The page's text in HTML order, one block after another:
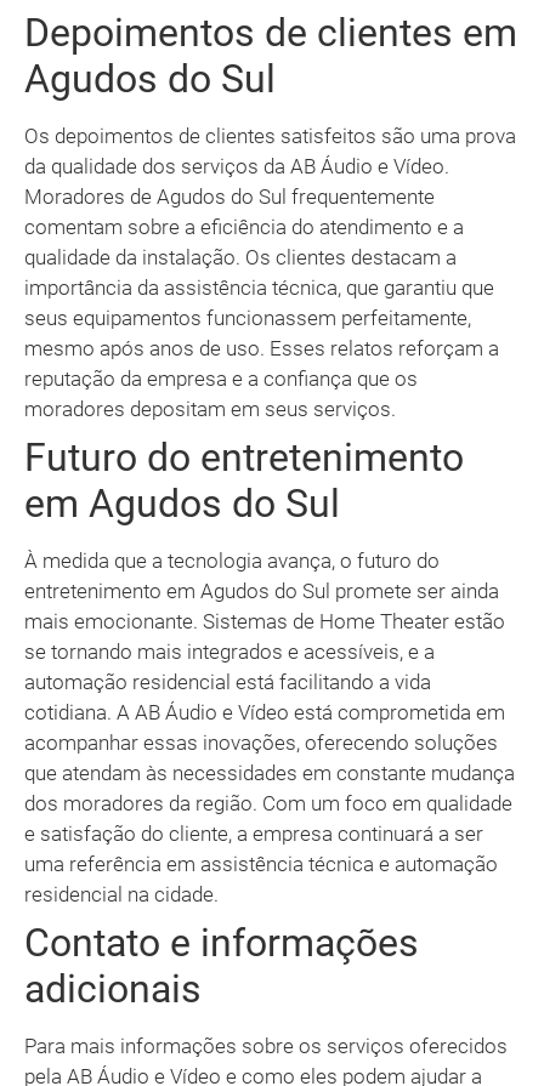
Depoimentos de clientes em
Agudos do Sul
Os depoimentos de clientes satisfeitos são uma prova
da qualidade dos serviços da AB Áudio e Vídeo.
Moradores de Agudos do Sul frequentemente
comentam sobre a eficiência do atendimento e a
qualidade da instalação. Os clientes destacam a
importância da assistência técnica, que garantiu que
seus equipamentos funcionassem perfeitamente,
mesmo após anos de uso. Esses relatos reforçam a
reputação da empresa e a confiança que os
moradores depositam em seus serviços.
Futuro do entretenimento
em Agudos do Sul
À medida que a tecnologia avança, o futuro do
entretenimento em Agudos do Sul promete ser ainda
mais emocionante. Sistemas de Home Theater estão
se tornando mais integrados e acessíveis, e a
automação residencial está facilitando a vida
cotidiana. A AB Áudio e Vídeo está comprometida em
acompanhar essas inovações, oferecendo soluções
que atendam às necessidades em constante mudança
dos moradores da região. Com um foco em qualidade
e satisfação do cliente, a empresa continuará a ser
uma referência em assistência técnica e automação
residencial na cidade.
Contato e informações
adicionais
Para mais informações sobre os serviços oferecidos
pela AB Áudio e Vídeo e como eles podem ajudar a